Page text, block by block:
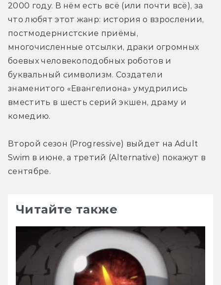
2000 году. В нём есть всё (или почти всё), за
что любят этот жанр: история о взрослении,
постмодернистские приёмы,
многочисленные отсылки, драки огромных
боевых человекоподобных роботов и
буквальный символизм. Создатели
знаменитого «Евангелиона» умудрились
вместить в шесть серий экшен, драму и
комедию.
Второй сезон (Progressive) выйдет на Adult
Swim в июне, а третий (Alternative) покажут в
сентябре.
Читайте также